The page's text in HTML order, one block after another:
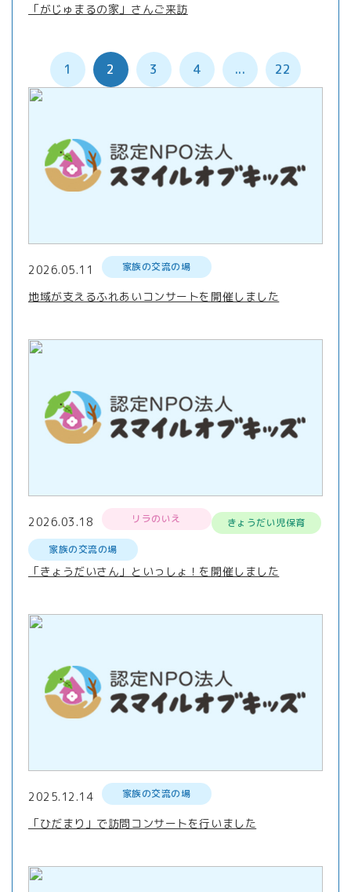
「がじゅまるの家」さんご来訪
1 2 3 4 ... 22
2026.05.11 家族の交流の場
地域が支えるふれあいコンサートを開催しました
2026.03.18 リラのいえ
きょうだい児保育
家族の交流の場
「きょうだいさん」といっしょ！を開催しました
2025.12.14 家族の交流の場
「ひだまり」で訪問コンサートを行いました